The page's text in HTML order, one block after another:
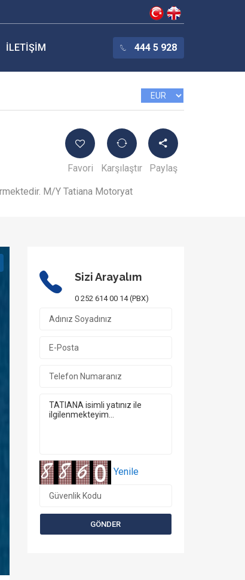
İLETIŞIM 444 5 928
Favori Karşılaştır Paylaş
M/Y Tatiana Motoryat
Sizi Arayalım
0 252 614 00 14 (PBX)
Yenile